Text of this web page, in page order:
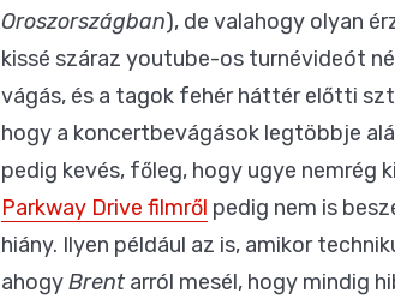
Oroszországban), de valahogy olyan
kissé száraz youtube-os turnévideót
vágás, és a tagok fehér háttér előtti
hogy a koncertbevágások legtöbbje
pedig kevés, főleg, hogy ugye nemrég
Parkway Drive filmről pedig nem is
hiány. Ilyen például az is, amikor
ahogyBrent arról mesél, hogy mindig